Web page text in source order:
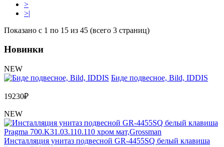
>
>|
Показано с 1 по 15 из 45 (всего 3 страниц)
Новинки
NEW
Биде подвесное, Bild, IDDIS
19230₽
NEW
Инсталляция унитаз подвесной GR-4455SQ белый клавиша